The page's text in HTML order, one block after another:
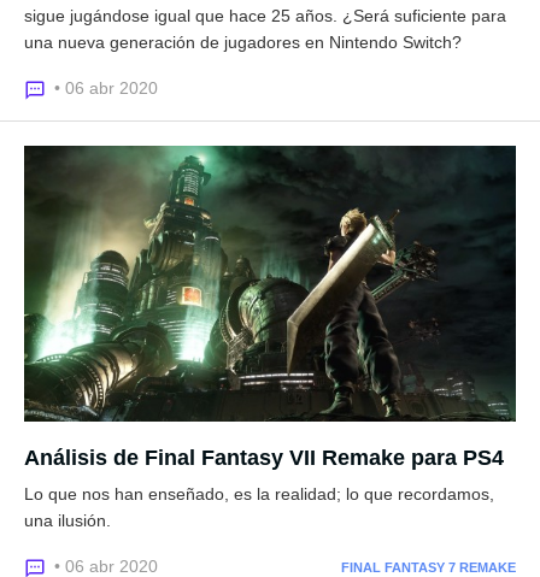
sigue jugándose igual que hace 25 años. ¿Será suficiente para
una nueva generación de jugadores en Nintendo Switch?
• 06 abr 2020
Análisis de Final Fantasy VII Remake para PS4
Lo que nos han enseñado, es la realidad; lo que recordamos,
una ilusión.
• 06 abr 2020 FINAL FANTASY 7 REMAKE